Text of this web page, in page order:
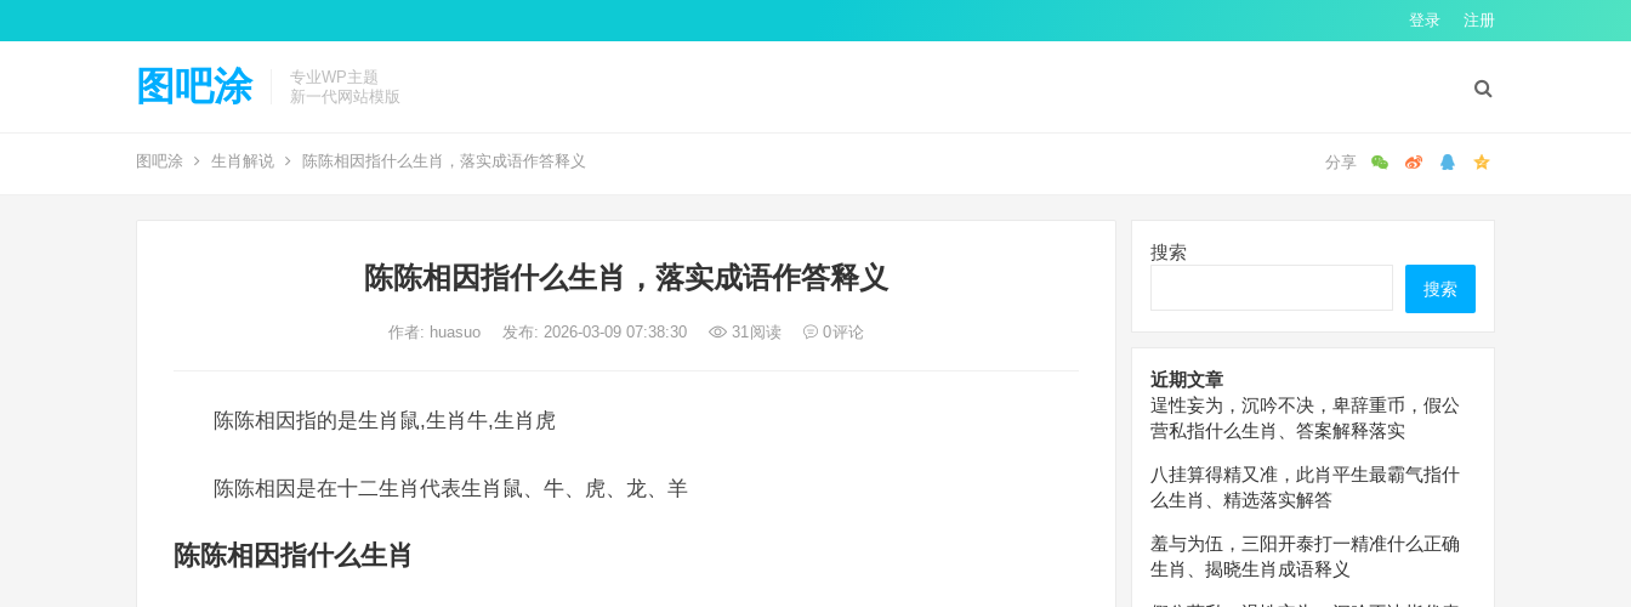
登录 注册
图吧涂
专业WP主题
新一代网站模版
图吧涂 生肖解说 陈陈相因指什么生肖，落实成语作答释义
陈陈相因指什么生肖，落实成语作答释义
作者: huasuo 发布: 2026-03-09 07:38:30 31阅读 0评论
陈陈相因指的是生肖鼠,生肖牛,生肖虎
陈陈相因是在十二生肖代表生肖鼠、牛、虎、龙、羊
陈陈相因指什么生肖
搜索
搜索
近期文章
逞性妄为，沉吟不决，卑辞重币，假公
营私指什么生肖、答案解释落实
八挂算得精又准，此肖平生最霸气指什
么生肖、精选落实解答
羞与为伍，三阳开泰打一精准什么正确
生肖、揭晓生肖成语释义